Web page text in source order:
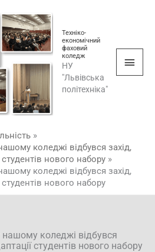
Техніко-
економічний
фаховий
коледж
НУ
"Львівська
політехніка"
коледжі відбувся захід,
нового набору
коледжі відбувся захід,
нового набору
нашому коледжі відбувся
студентів нового набору